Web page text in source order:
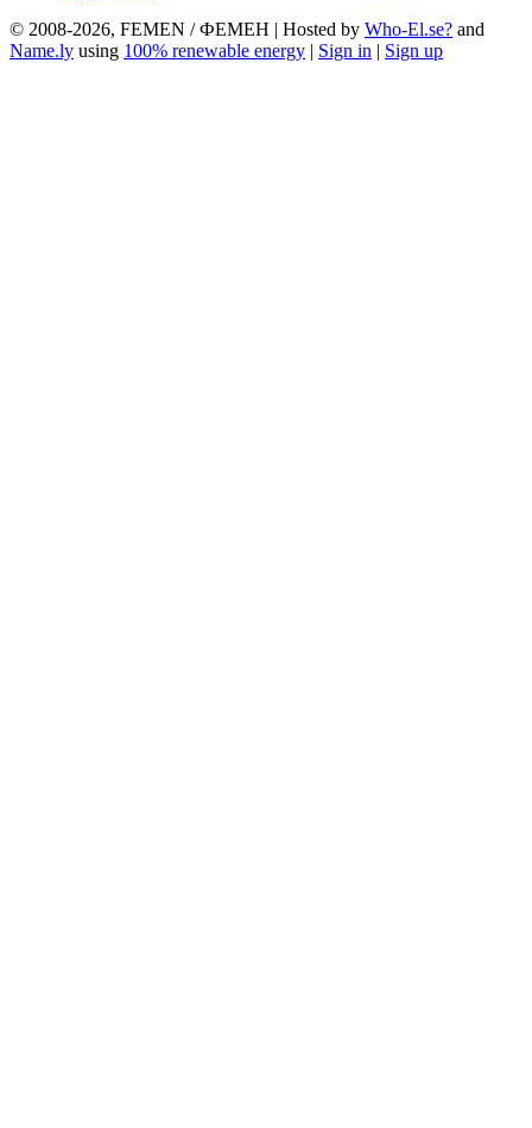
© 2008-2026, FEMEN / ФЕМЕН | Hosted by Who-El.se? and
Name.ly using 100% renewable energy | Sign in | Sign up